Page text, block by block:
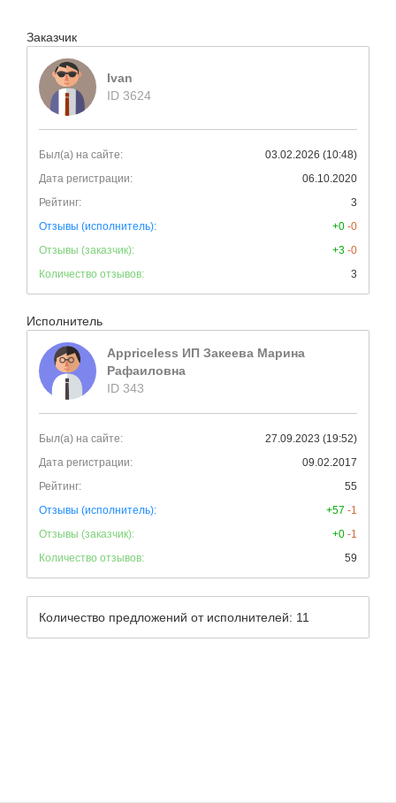
Заказчик
Ivan
ID 3624
Был(а) на сайте:
03.02.2026 (10:48)
Дата регистрации:
06.10.2020
Рейтинг:
3
Отзывы (исполнитель):
+0 -0
Отзывы (заказчик):
+3 -0
Количество отзывов:
3
Исполнитель
Appriceless ИП Закеева Марина
Рафаиловна
ID 343
Был(а) на сайте:
27.09.2023 (19:52)
Дата регистрации:
09.02.2017
Рейтинг:
55
Отзывы (исполнитель):
+57 -1
Отзывы (заказчик):
+0 -1
Количество отзывов:
59
Количество предложений от исполнителей: 11